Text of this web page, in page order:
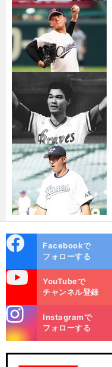
ok
Facebookで
フォローする
YouTubeで
チャンネル登録
m
Instagramで
フォローする